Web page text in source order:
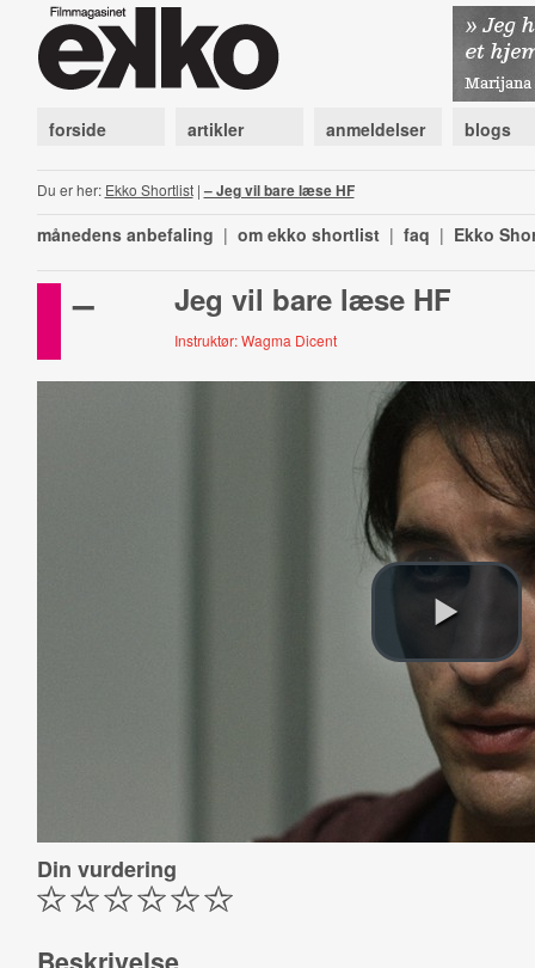
forside artikler anmeldelser blogs
Du er her: Ekko Shortlist| – Jeg vil bare læse HF
månedens anbefaling | om ekko shortlist | faq | Ekko
– Jeg vil bare læse HF
Instruktør: Wagma Dicent
Din vurdering